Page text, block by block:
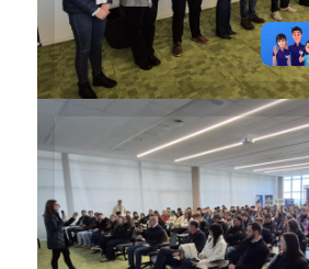
Estudantes de seis
participam do
Innovattion deste